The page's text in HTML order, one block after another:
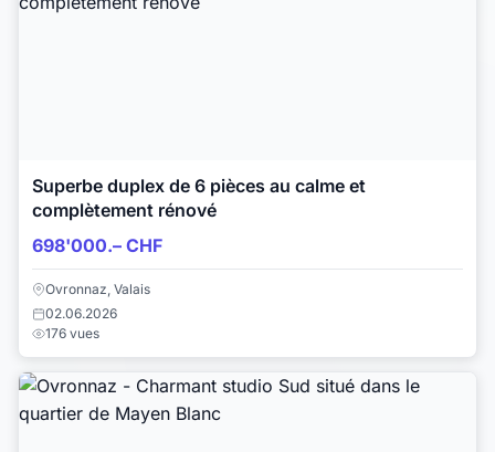
Superbe duplex de 6 pièces au calme et
complètement rénové
698'000.– CHF
Ovronnaz, Valais
02.06.2026
176 vues